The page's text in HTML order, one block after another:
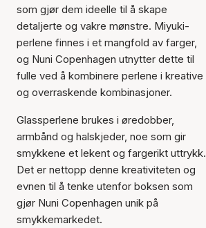
som gjør dem ideelle til å skape
detaljerte og vakre mønstre. Miyuki-
perlene finnes i et mangfold av farger,
og Nuni Copenhagen utnytter dette til
fulle ved å kombinere perlene i kreative
og overraskende kombinasjoner.
Glassperlene brukes i øredobber,
armbånd og halskjeder, noe som gir
smykkene et lekent og fargerikt uttrykk.
Det er nettopp denne kreativiteten og
evnen til å tenke utenfor boksen som
gjør Nuni Copenhagen unik på
smykkemarkedet.